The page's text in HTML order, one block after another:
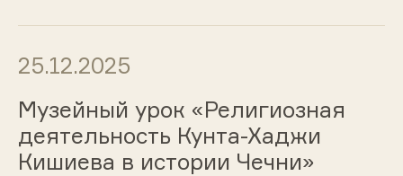
25.12.2025
Музейный урок «Религиозная
деятельность Кунта-Хаджи
Кишиева в истории Чечни»